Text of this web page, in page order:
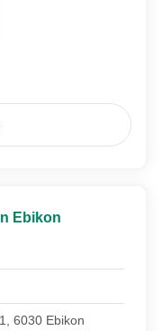
Ebikon
6030 Ebikon